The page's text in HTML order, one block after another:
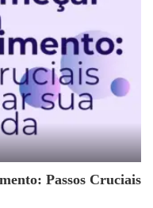
Passos Cruciais